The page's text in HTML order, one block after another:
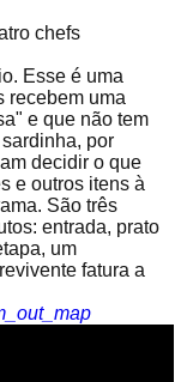
chefs
Esse é uma
recebem uma
e que não tem
por
decidir o que
e outros itens à
São três
entrada, prato
um
fatura a